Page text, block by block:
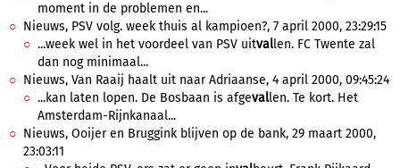
moment in de problemen en...
Nieuws, PSV volg. week thuis al kampioen?, 7 april 2000, 23:29:15
...week wel in het voordeel van PSV uitvallen. FC Twente zal
dan nog minimaal...
Nieuws, Van Raaij haalt uit naar Adriaanse, 4 april 2000, 09:45:24
...kan laten lopen. De Bosbaan is afgevallen. Te kort. Het
Amsterdam-Rijnkanaal...
Nieuws, Ooijer en Bruggink blijven op de bank, 29 maart 2000,
23:03:11